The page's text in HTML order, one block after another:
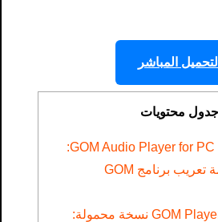
التحميل المباشر
جدول محتويات
المناقشة العامة تعريب برنامج GOM